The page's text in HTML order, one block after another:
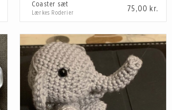
Coaster sæt
75,00 kr.
Lærkes Roderier